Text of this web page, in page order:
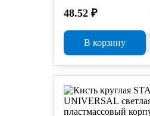
48.52 ₽
В корзину